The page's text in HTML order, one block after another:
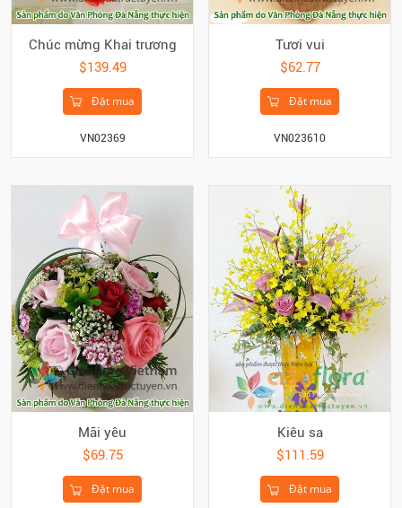
Chúc mừng Khai trương
$139.49
Đặt mua
VN02369
Tươi vui
$62.77
Đặt mua
VN023610
Mãi yêu
$69.75
Đặt mua
Kiêu sa
$111.59
Đặt mua